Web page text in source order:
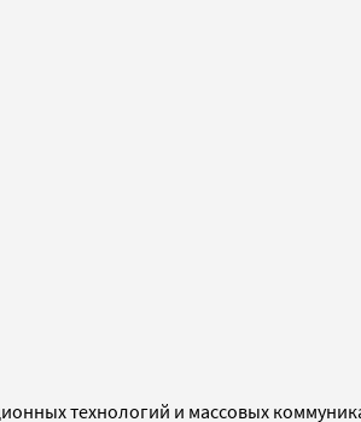
технологий и массовых